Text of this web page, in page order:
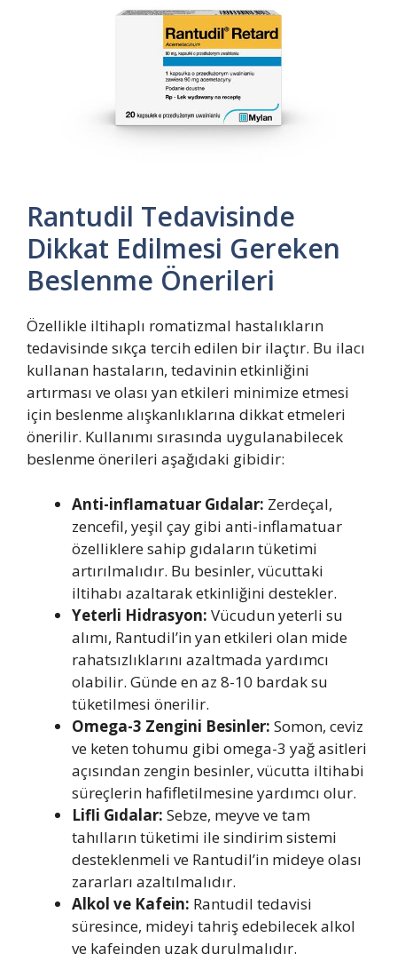
Rantudil Tedavisinde
Dikkat Edilmesi Gereken
Beslenme Önerileri
Özellikle iltihaplı romatizmal hastalıkların
tedavisinde sıkça tercih edilen bir ilaçtır. Bu ilacı
kullanan hastaların, tedavinin etkinliğini
artırması ve olası yan etkileri minimize etmesi
için beslenme alışkanlıklarına dikkat etmeleri
önerilir. Kullanımı sırasında uygulanabilecek
beslenme önerileri aşağıdaki gibidir:
Anti-inflamatuar Gıdalar: Zerdeçal,
zencefil, yeşil çay gibi anti-inflamatuar
özelliklere sahip gıdaların tüketimi
artırılmalıdır. Bu besinler, vücuttaki
iltihabı azaltarak etkinliğini destekler.
Yeterli Hidrasyon: Vücudun yeterli su
alımı, Rantudil’in yan etkileri olan mide
rahatsızlıklarını azaltmada yardımcı
olabilir. Günde en az 8-10 bardak su
tüketilmesi önerilir.
Omega-3 Zengini Besinler: Somon, ceviz
ve keten tohumu gibi omega-3 yağ asitleri
açısından zengin besinler, vücutta iltihabi
süreçlerin hafifletilmesine yardımcı olur.
Lifli Gıdalar: Sebze, meyve ve tam
tahılların tüketimi ile sindirim sistemi
desteklenmeli ve Rantudil’in mideye olası
zararları azaltılmalıdır.
Alkol ve Kafein: Rantudil tedavisi
süresince, mideyi tahriş edebilecek alkol
ve kafeinden uzak durulmalıdır.